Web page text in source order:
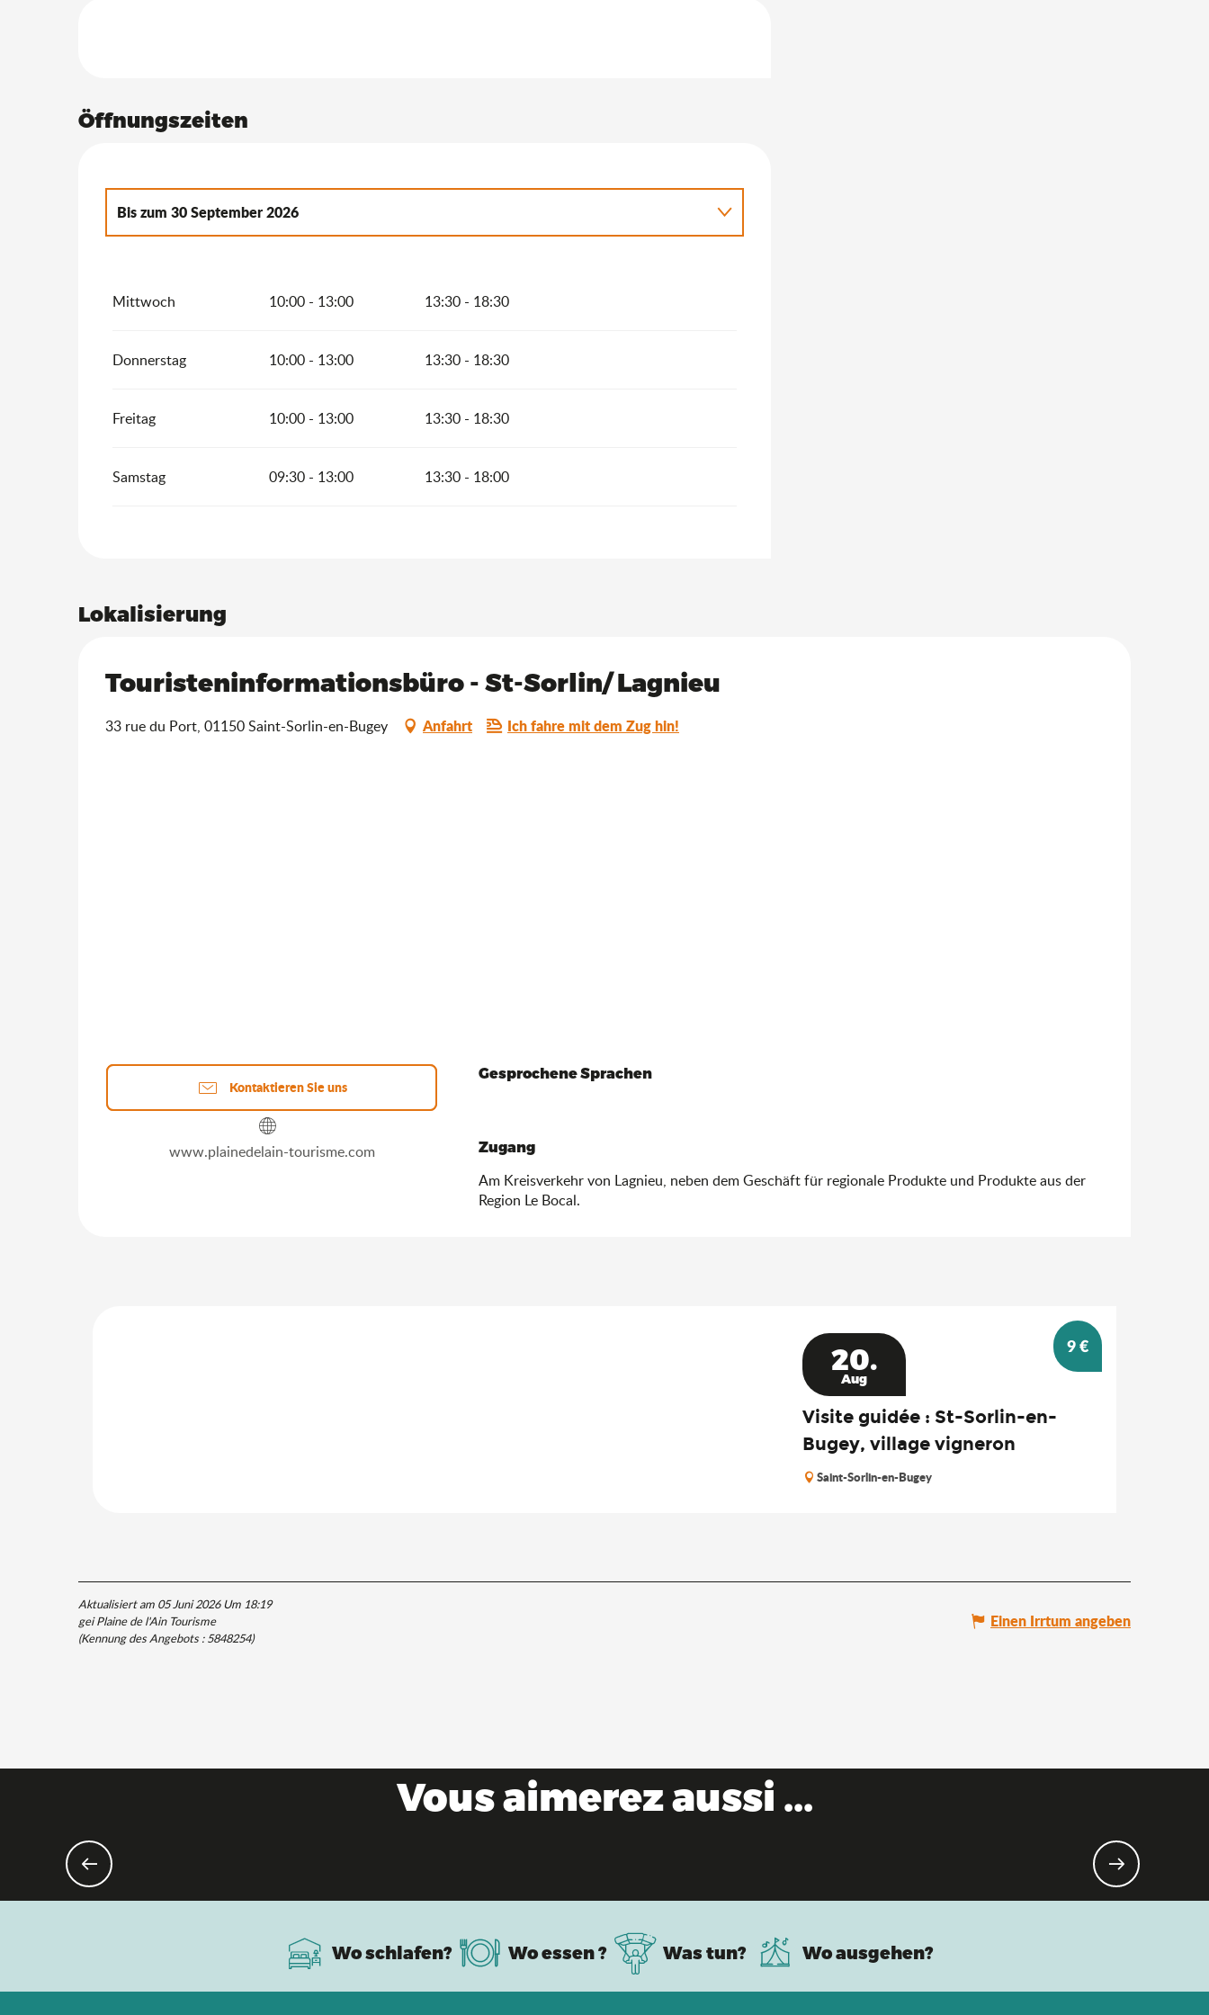
Öffnungszeiten
Bis zum 30 September 2026
vom1 Oktober 2026 bis zum31 Oktober 2026
vom bis zum 20 Dezember 2026
Mittwoch 10:00 - 13:00 13:30 - 18:30
Donnerstag 10:00 - 13:00 13:30 - 18:30
Freitag 10:00 - 13:00 13:30 - 18:30
Samstag 09:30 - 13:00 13:30 - 18:00
Lokalisierung
Touristeninformationsbüro - St-Sorlin/ Lagnieu
33 rue du Port, 01150 Saint-Sorlin-en-Bugey Anfahrt Ich fahre mit dem Zug hin!
Kontaktieren Sie uns
www.plainedelain-tourisme.com
Gesprochene Sprachen
Gesprochene Sprachen
Zugang
Zugang
Am Kreisverkehr von Lagnieu, neben dem Geschäft für regionale Produkte und Produkte aus der
Region Le Bocal.
9€
20.
Aug
Visite guidée : St-Sorlin-en-
Bugey, village vigneron
Saint-Sorlin-en-Bugey
Aktualisiert am 05 Juni 2026 Um 18:19
gei Plaine de l'Ain Tourisme
(Kennung des Angebots :5848254)
Einen Irrtum angeben
Vous aimerez aussi ...
Wo schlafen? Wo essen ? Was tun? Wo ausgehen?